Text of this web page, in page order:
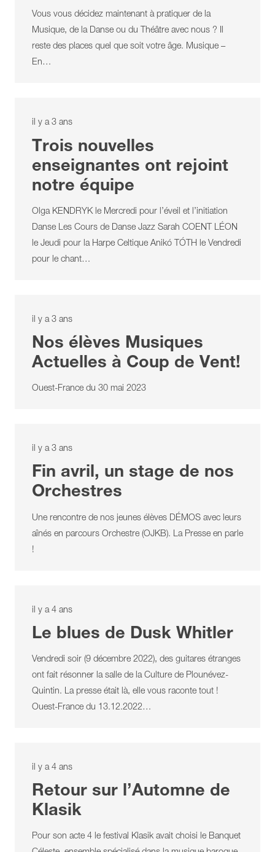
Vous vous décidez maintenant à pratiquer de la
Musique, de la Danse ou du Théâtre avec nous ? Il
reste des places quel que soit votre âge. Musique –
En…
il y a 3 ans
Trois nouvelles
enseignantes ont rejoint
notre équipe
Olga KENDRYK le Mercredi pour l’éveil et l’initiation
Danse Les Cours de Danse Jazz Sarah COENT LÉON
le Jeudi pour la Harpe Celtique Anikó TÓTH le Vendredi
pour le chant…
il y a 3 ans
Nos élèves Musiques
Actuelles à Coup de Vent!
Ouest-France du 30 mai 2023
il y a 3 ans
Fin avril, un stage de nos
Orchestres
Une rencontre de nos jeunes élèves DÉMOS avec leurs
aînés en parcours Orchestre (OJKB). La Presse en parle
!
il y a 4 ans
Le blues de Dusk Whitler
Vendredi soir (9 décembre 2022), des guitares étranges
ont fait résonner la salle de la Culture de Plounévez-
Quintin. La presse était là, elle vous raconte tout !
Ouest-France du 13.12.2022…
il y a 4 ans
Retour sur l’Automne de
Klasik
Pour son acte 4 le festival Klasik avait choisi le Banquet